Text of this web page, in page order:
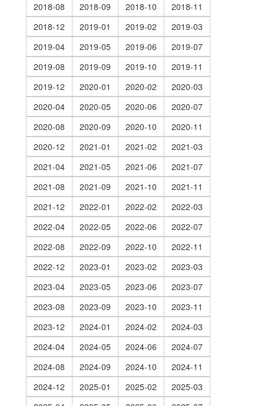
2018-08
2018-09 2018-10
2018-11
2018-12
2019-01 2019-02
2019-03
2019-04
2019-05 2019-06
2019-07
2019-08
2019-09 2019-10
2019-11
2019-12
2020-01 2020-02
2020-03
2020-04
2020-05 2020-06
2020-07
2020-08
2020-09 2020-10
2020-11
2020-12
2021-01 2021-02
2021-03
2021-04
2021-05 2021-06
2021-07
2021-08
2021-09 2021-10
2021-11
2021-12
2022-01 2022-02
2022-03
2022-04
2022-05 2022-06
2022-07
2022-08
2022-09 2022-10
2022-11
2022-12
2023-01 2023-02
2023-03
2023-04
2023-05 2023-06
2023-07
2023-08
2023-09 2023-10
2023-11
2023-12
2024-01 2024-02
2024-03
2024-04
2024-05 2024-06
2024-07
2024-08
2024-09 2024-10
2024-11
2024-12
2025-01 2025-02
2025-03